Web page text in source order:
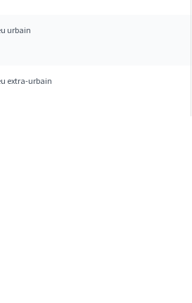
urbain
extra-urbain